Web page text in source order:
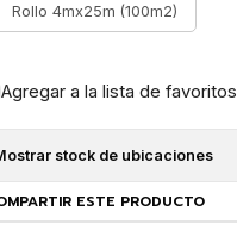
Rollo 4mx25m (100m2)
Agregar a la lista de favoritos
stock de ubicaciones
ESTE PRODUCTO